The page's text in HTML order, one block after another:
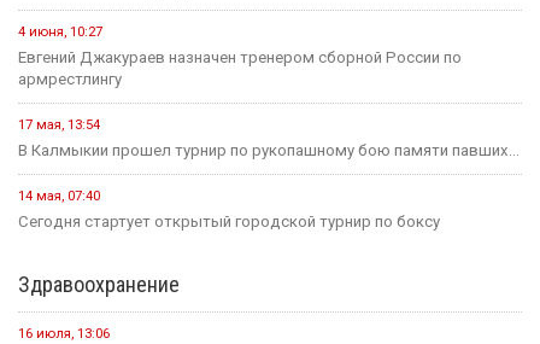
4 июня, 10:27
Евгений Джакураев назначен тренером сборной России по
армрестлингу
17 мая, 13:54
В Калмыкии прошел турнир по рукопашному бою памяти павших...
14 мая, 07:40
Сегодня стартует открытый городской турнир по боксу
Здравоохранение
16 июля, 13:06